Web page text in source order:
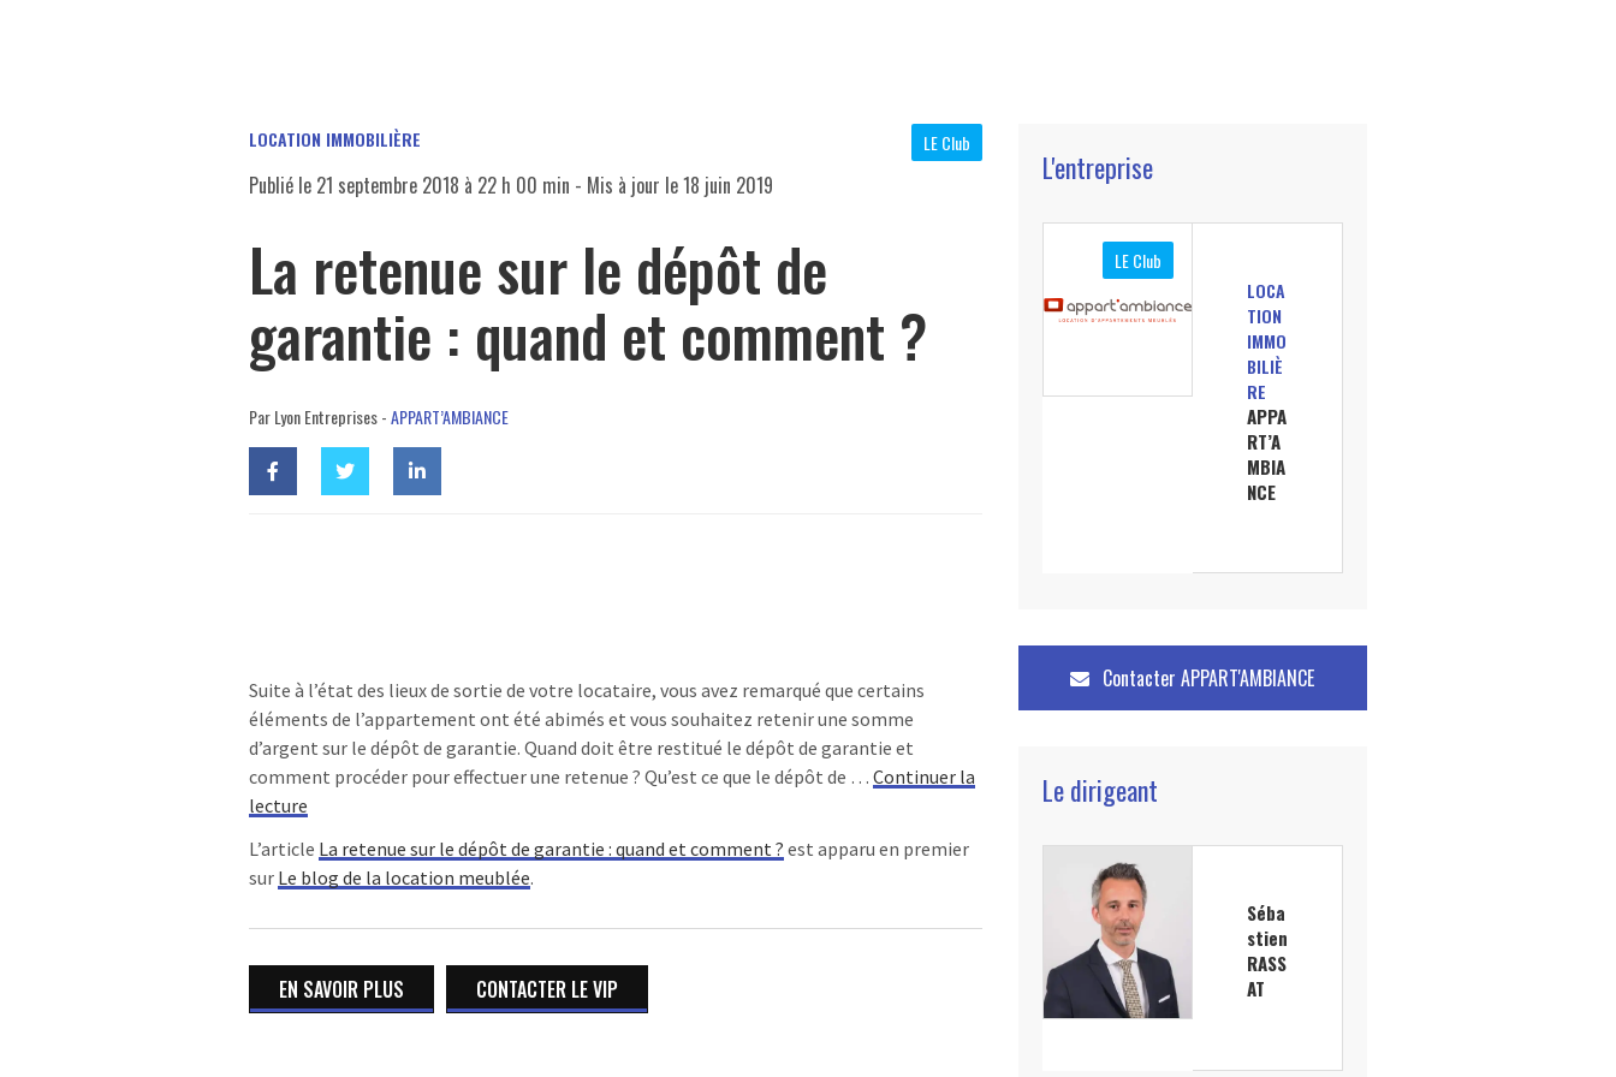
LE Club
LOCATION IMMOBILIÈRE
Publié le 21 septembre 2018 à 22 h 00 min - Mis à jour le18 juin 2019
La retenue sur le dépôt de
garantie : quand et comment ?
Par Lyon Entreprises -APPART’AMBIANCE
Suite à l’état des lieux de sortie de votre locataire, vous avez remarqué que certains
éléments de l’appartement ont été abimés et vous souhaitez retenir une somme
d’argent sur le dépôt de garantie. Quand doit être restitué le dépôt de garantie et
comment procéder pour effectuer une retenue ? Qu’est ce que le dépôt de … Continuer la
lecture
retenue
sur
de
garantie :
L’article La retenue sur le dépôt de garantie : quand et comment ? est apparu en premier
sur Le blog de la location meublée.
EN SAVOIR PLUS CONTACTER LE VIP
L'entreprise
LE Club
LOCA
TION
IMMO
BILIÈ
RE
APPA
RT’A
MBIA
NCE
ContacterAPPART'AMBIANCE
Le dirigeant
Séba
stien
RASS
AT